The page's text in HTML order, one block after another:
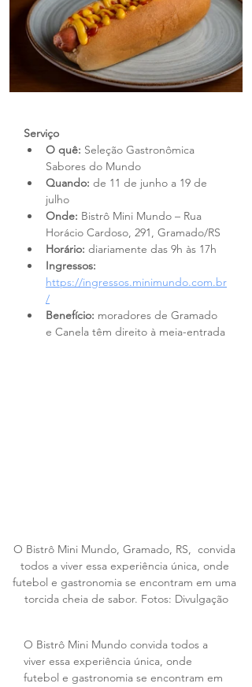
Serviço
O quê: Seleção Gastronômica
Sabores do Mundo
Quando: de 11 de junho a 19 de
julho
Onde: Bistrô Mini Mundo – Rua
Horácio Cardoso, 291, Gramado/RS
Horário: diariamente das 9h às 17h
Ingressos:
https://ingressos.minimundo.com.br
/
Benefício: moradores de Gramado
e Canela têm direito à meia-entrada
O Bistrô Mini Mundo, Gramado, RS,  convida
todos a viver essa experiência única, onde
futebol e gastronomia se encontram em uma
torcida cheia de sabor. Fotos: Divulgação
O Bistrô Mini Mundo convida todos a
viver essa experiência única, onde
futebol e gastronomia se encontram em